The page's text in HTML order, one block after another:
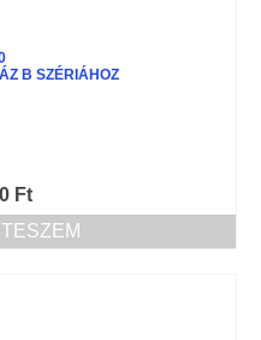
B SZÉRIÁHOZ
Ft